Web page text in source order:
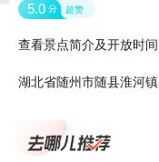
5.0 分 超赞
查看景点简介及开放时间
湖北省随州市随县淮河镇